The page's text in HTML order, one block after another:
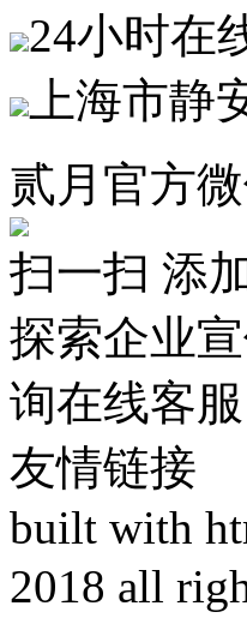
24小时在
上海市静
贰月官方
扫一扫 添
探索企业
询在线客服
友情链接
built with
2018 all